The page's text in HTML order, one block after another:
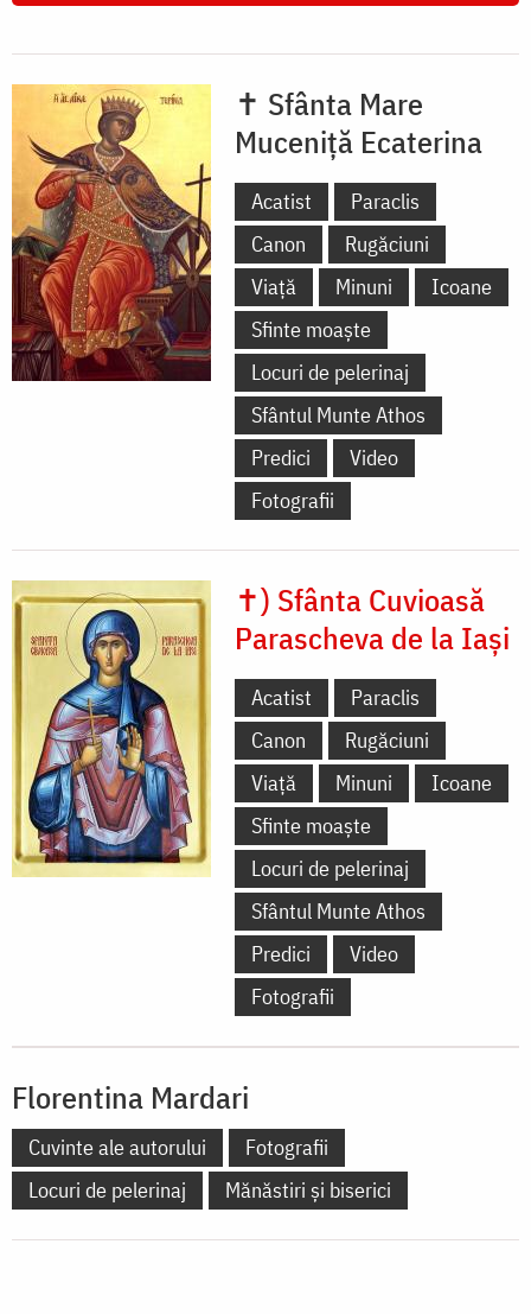
✝ Sfânta Mare
Muceniță Ecaterina
Acatist
Paraclis
Canon
Rugăciuni
Viață
Minuni
Icoane
Sfinte moaște
Locuri de pelerinaj
Sfântul Munte Athos
Predici
Video
Fotografii
✝) Sfânta Cuvioasă
Parascheva de la Iași
Acatist
Paraclis
Canon
Rugăciuni
Viață
Minuni
Icoane
Sfinte moaște
Locuri de pelerinaj
Sfântul Munte Athos
Predici
Video
Fotografii
Florentina Mardari
Cuvinte ale autorului
Fotografii
Locuri de pelerinaj
Mănăstiri și biserici